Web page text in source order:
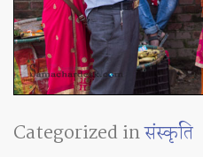
Categorized inसंस्कृति